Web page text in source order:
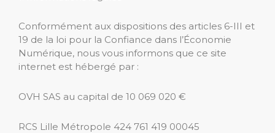
Conformément aux dispositions des articles 6-III et
19 de la loi pour la Confiance dans l’Économie
Numérique, nous vous informons que ce site
internet est hébergé par :
OVH SAS au capital de 10 069 020 €
RCS Lille Métropole 424 761 419 00045